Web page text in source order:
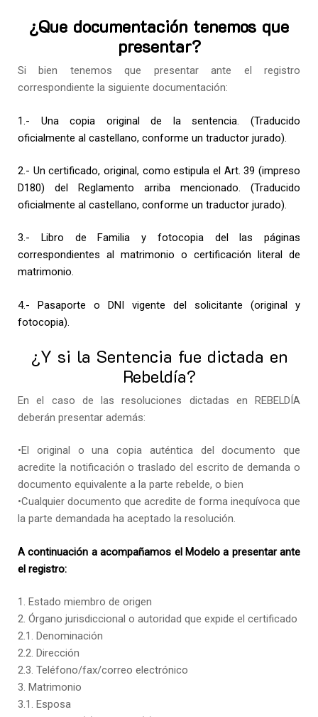
¿Que documentación tenemos que
presentar?
Si bien tenemos que presentar ante el registro
correspondiente la siguiente documentación:
1.- Una copia original de la sentencia. (Traducido
oficialmente al castellano, conforme un traductor jurado).
2.- Un certificado, original, como estipula el Art. 39 (impreso
D180) del Reglamento arriba mencionado. (Traducido
oficialmente al castellano, conforme un traductor jurado).
3.- Libro de Familia y fotocopia del las páginas
correspondientes al matrimonio o certificación literal de
matrimonio.
4.- Pasaporte o DNI vigente del solicitante (original y
fotocopia).
¿Y si la Sentencia fue dictada en
Rebeldía?
En el caso de las resoluciones dictadas en REBELDÍA
deberán presentar además:
•El original o una copia auténtica del documento que
acredite la notificación o traslado del escrito de demanda o
documento equivalente a la parte rebelde, o bien
•Cualquier documento que acredite de forma inequívoca que
la parte demandada ha aceptado la resolución.
A continuación a acompañamos el Modelo a presentar ante
el registro:
1. Estado miembro de origen
2. Órgano jurisdiccional o autoridad que expide el certificado
2.1. Denominación
2.2. Dirección
2.3. Teléfono/fax/correo electrónico
3. Matrimonio
3.1. Esposa